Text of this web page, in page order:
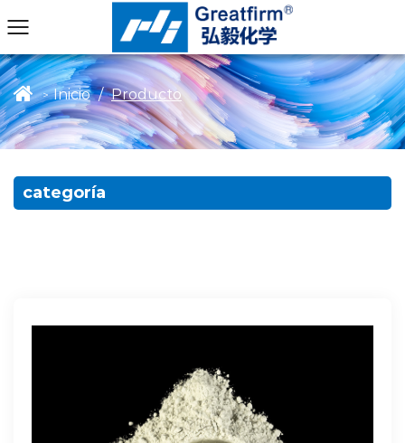
> Inicio / Producto
categoría